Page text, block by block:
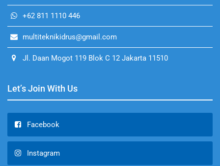
+62 811 1110 446
multiteknikidrus@gmail.com
Jl. Daan Mogot 119 Blok C 12 Jakarta 11510
Let’s Join With Us
Facebook
Instagram